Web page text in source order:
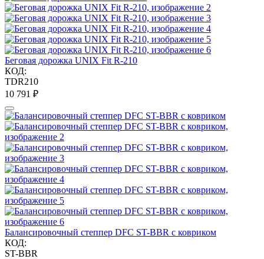
Беговая дорожка UNIX Fit R-210
КОД:
TDR210
10 791 ₽
Балансировочный степпер DFC ST-BBR с ковриком
КОД:
ST-BBR